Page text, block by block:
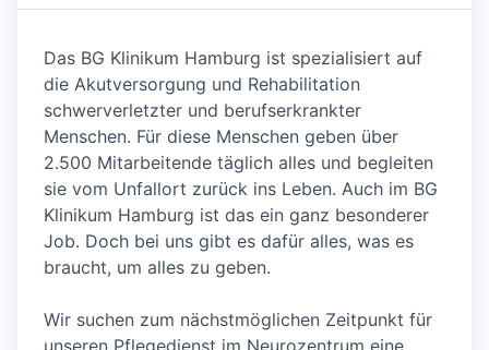
Das BG Klinikum Hamburg ist spezialisiert auf
die Akutversorgung und Rehabilitation
schwerverletzter und berufserkrankter
Menschen. Für diese Menschen geben über
2.500 Mitarbeitende täglich alles und begleiten
sie vom Unfallort zurück ins Leben. Auch im BG
Klinikum Hamburg ist das ein ganz besonderer
Job. Doch bei uns gibt es dafür alles, was es
braucht, um alles zu geben.
Wir suchen zum nächstmöglichen Zeitpunkt für
unseren Pflegedienst im Neurozentrum eine